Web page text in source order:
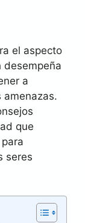
el aspecto
desempeña
a
amenazas.
que
seres